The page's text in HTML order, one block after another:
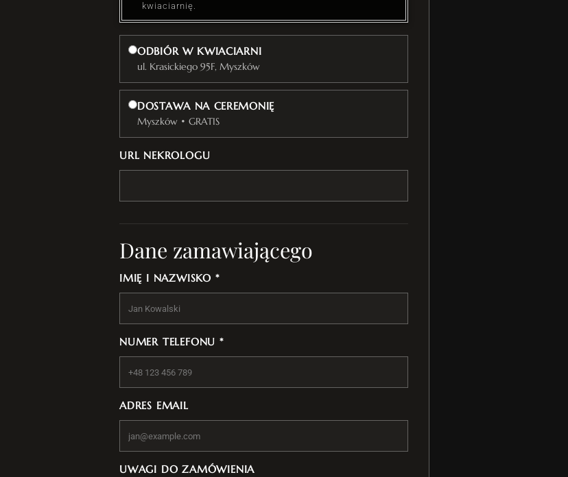
kwiaciarnię.
ODBIÓR W KWIACIARNI
ul. Krasickiego 95F, Myszków
DOSTAWA NA CEREMONIĘ
Myszków • GRATIS
URL NEKROLOGU
Dane zamawiającego
IMIĘ I NAZWISKO *
NUMER TELEFONU *
ADRES EMAIL
UWAGI DO ZAMÓWIENIA